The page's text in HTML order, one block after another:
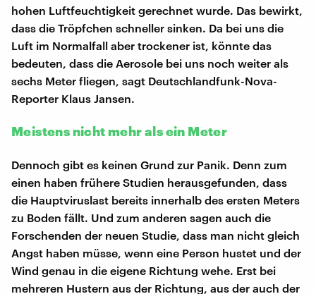
hohen Luftfeuchtigkeit gerechnet wurde. Das bewirkt,
dass die Tröpfchen schneller sinken. Da bei uns die
Luft im Normalfall aber trockener ist, könnte das
bedeuten, dass die Aerosole bei uns noch weiter als
sechs Meter fliegen, sagt Deutschlandfunk-Nova-
Reporter Klaus Jansen.
Meistens nicht mehr als ein Meter
Dennoch gibt es keinen Grund zur Panik. Denn zum
einen haben frühere Studien herausgefunden, dass
die Hauptviruslast bereits innerhalb des ersten Meters
zu Boden fällt. Und zum anderen sagen auch die
Forschenden der neuen Studie, dass man nicht gleich
Angst haben müsse, wenn eine Person hustet und der
Wind genau in die eigene Richtung wehe. Erst bei
mehreren Hustern aus der Richtung, aus der auch der